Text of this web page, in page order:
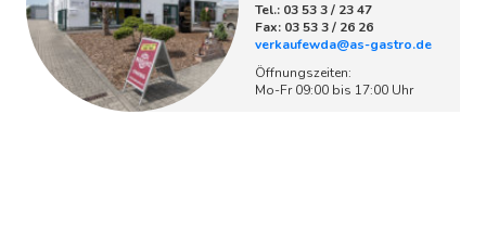
Tel.: 03 53 3 / 23 47
Fax: 03 53 3 / 26 26
verkaufewda@as-gastro.de
Öffnungszeiten:
Mo-Fr 09:00 bis 17:00 Uhr